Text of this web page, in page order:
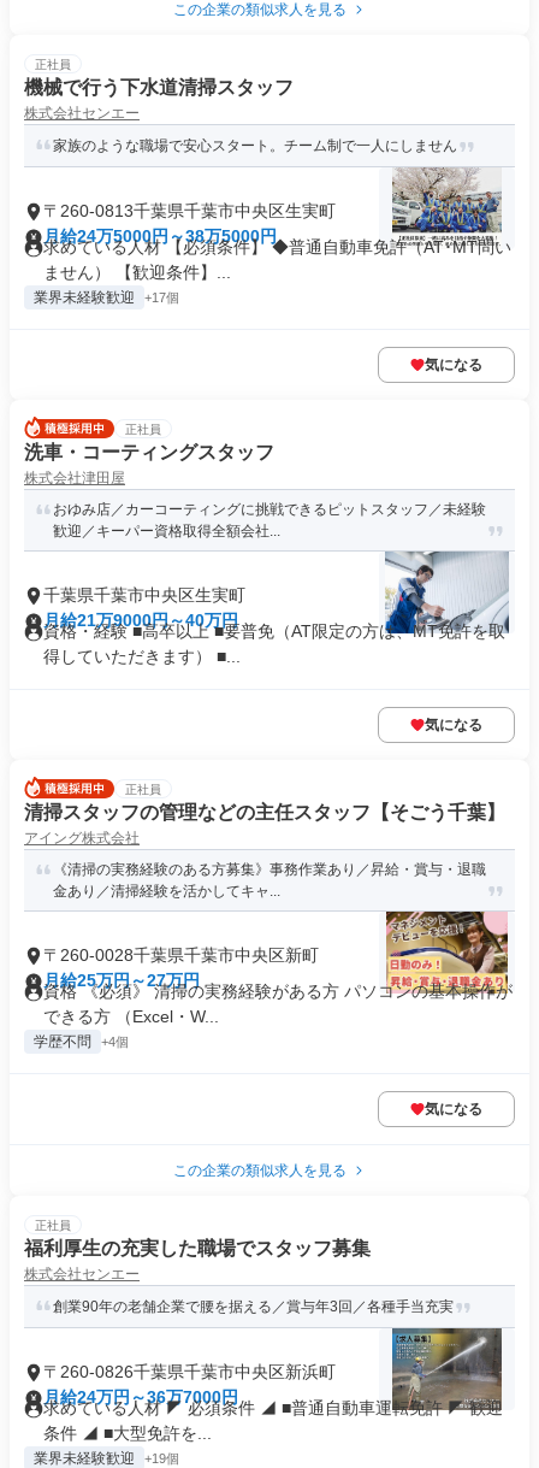
この企業の類似求人を見る
正社員
機械で行う下水道清掃スタッフ
株式会社センエー
家族のような職場で安心スタート。チーム制で一人にしません
〒260-0813千葉県千葉市中央区生実町
月給24万5000円～38万5000円
求めている人材 【必須条件】 ◆普通自動車免許（AT･MT問い
ません） 【歓迎条件】...
業界未経験歓迎 +17個
気になる
正社員
洗車・コーティングスタッフ
株式会社津田屋
おゆみ店／カーコーティングに挑戦できるピットスタッフ／未経験
歓迎／キーパー資格取得全額会社...
千葉県千葉市中央区生実町
月給21万9000円～40万円
資格・経験 ■高卒以上 ■要普免（AT限定の方は、MT免許を取
得していただきます） ■...
気になる
正社員
清掃スタッフの管理などの主任スタッフ【そごう千葉】
アイング株式会社
《清掃の実務経験のある方募集》事務作業あり／昇給・賞与・退職
金あり／清掃経験を活かしてキャ...
〒260-0028千葉県千葉市中央区新町
月給25万円～27万円
資格 《必須》 清掃の実務経験がある方 パソコンの基本操作が
できる方 （Excel・W...
学歴不問 +4個
気になる
この企業の類似求人を見る
正社員
福利厚生の充実した職場でスタッフ募集
株式会社センエー
創業90年の老舗企業で腰を据える／賞与年3回／各種手当充実
〒260-0826千葉県千葉市中央区新浜町
月給24万円～36万7000円
求めている人材 ◤ 必須条件 ◢ ■普通自動車運転免許 ◤ 歓迎
条件 ◢ ■大型免許を...
業界未経験歓迎 +19個